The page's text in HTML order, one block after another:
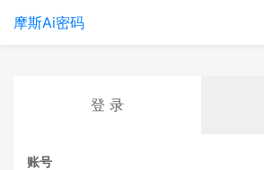
摩斯Ai密码
登 录
账号